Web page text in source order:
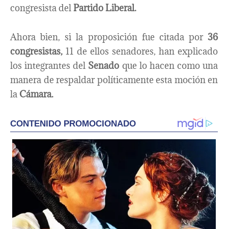
congresista delPartido Liberal.
Ahora bien, si la proposición fue citada por 36
congresistas, 11 de ellos senadores, han explicado
los integrantes del Senado que lo hacen como una
manera de respaldar políticamente esta moción en
la Cámara.